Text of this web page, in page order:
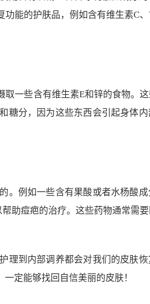
能的护肤品，例如含有维生素C
一些含有维生素E和锌的食物。
糖分，因为这些东西会引起身体
。例如一些含有果酸或者水杨酸
助痘疤的治疗。这些药物通常需要
理到内部调养都会对我们的皮肤
定能够找回自信美丽的皮肤！